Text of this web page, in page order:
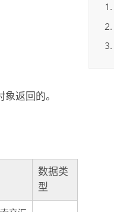
象返回的。
数据类
型